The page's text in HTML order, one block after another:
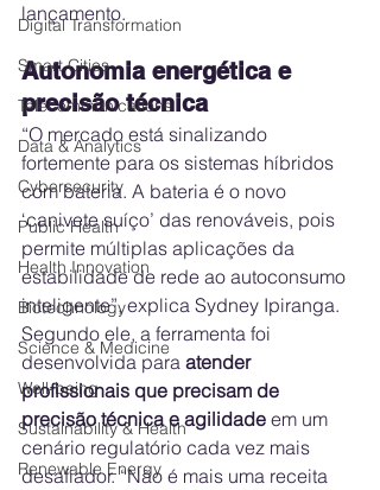
Digital Transformation
Smart Cities
Telecommunications
Data & Analytics
Cybersecurity
Public Health
Health Innovation
Biotechnology
Science & Medicine
Well-being
Sustainability & Health
Renewable Energy
lançamento.
Autonomia energética e
precisão técnica
“O mercado está sinalizando
fortemente para os sistemas híbridos
com bateria. A bateria é o novo
‘canivete suíço’ das renováveis, pois
permite múltiplas aplicações da
estabilidade de rede ao autoconsumo
inteligente”, explica Sydney Ipiranga.
Segundo ele, a ferramenta foi
desenvolvida para atender
profissionais que precisam de
precisão técnica e agilidade em um
cenário regulatório cada vez mais
desafiador. “Não é mais uma receita